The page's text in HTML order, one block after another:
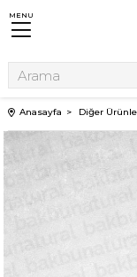
MENU
Anasayfa Diğer